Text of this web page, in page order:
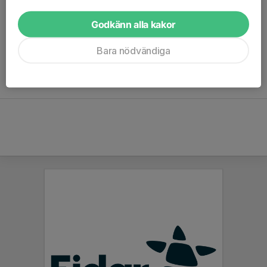
Vår ambition är att alla deltagare, oavsett nivå, ska känna sig
välkomna, sedda och delaktiga.
Vill du ge ditt barn en sommarstart fylld av rörelse, gemenskap
Godkänn alla kakor
Bara nödvändiga